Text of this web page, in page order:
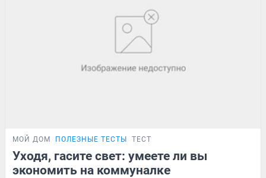
МОЙ ДОМ ПОЛЕЗНЫЕ ТЕСТЫ ТЕСТ
Уходя, гасите свет: умеете ли вы
экономить на коммуналке